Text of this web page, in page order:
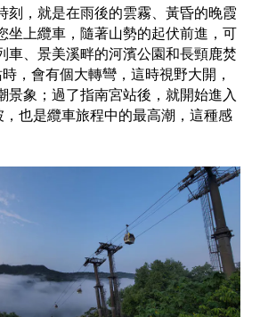
刻，就是在雨後的雲霧、黃昏的晚霞
坐上纜車，隨著山勢的起伏前進，可
車、景美溪畔的河濱公園和長頸鹿焚
，會有個大轉彎，這時視野大開，
景象；過了指南宮站後，就開始進入
也是纜車旅程中的最高潮，這種感